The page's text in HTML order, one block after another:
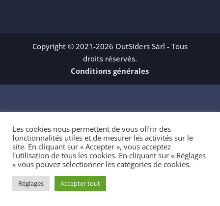
Copyright © 2021-2026 OutSiders Sàrl - Tous
droits réservés.
Conditions générales
Les cookies nous permettent de vous offrir des
fonctionnalités utiles et de mesurer les activités sur le
site. En cliquant sur « Accepter », vous acceptez
l'utilisation de tous les cookies. En cliquant sur « Réglages
» vous pouvez sélectionner les catégories de cookies.
Réglages Accepter tout